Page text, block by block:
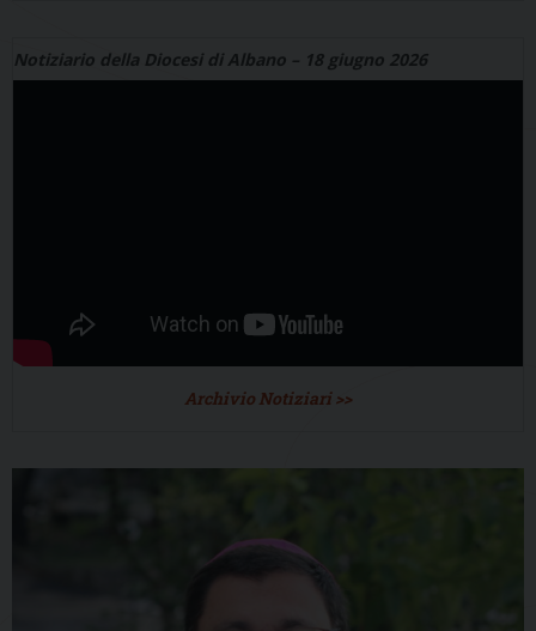
Notiziario della Diocesi di Albano – 18 giugno 2026
Archivio Notiziari >>